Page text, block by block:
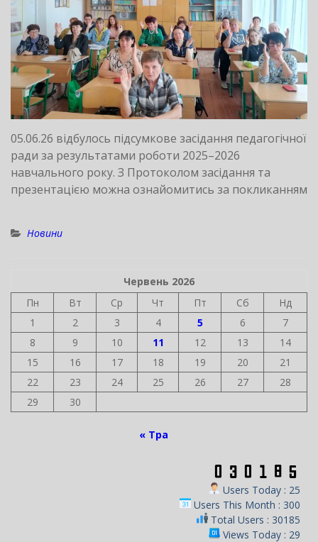
05.06.26 відбулось підсумкове засідання педагогічної
ради за результатами роботи 2025–2026
навчального року. З Протоколом засідання та
презентацією можна ознайомитись за покликанням
Новини
Червень 2026
Пн
Вт Ср Чт Пт Сб
Нд
1
2 3 4 5 6
7
8
9 10 11 12 13
14
15
16 17 18 19 20
21
22
23 24 25 26 27
28
29
30
« Тра
Users Today : 25
Users This Month : 300
Total Users : 30185
Views Today : 29